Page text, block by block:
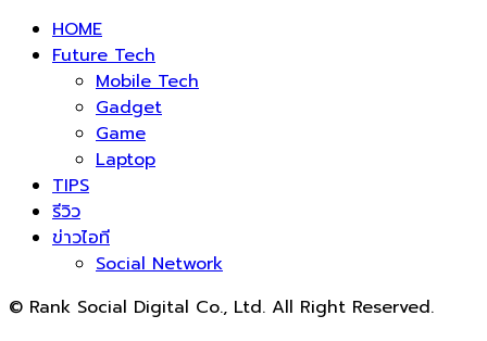
HOME
Future Tech
Mobile Tech
Gadget
Game
Laptop
TIPS
รีวิว
ข่าวไอที
Social Network
© Rank Social Digital Co., Ltd. All Right Reserved.